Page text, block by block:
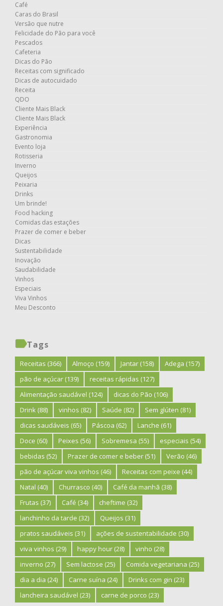
Café
Caras do Brasil
Versão que nutre
Felicidade do Pão para você
Pescados
Cafeteria
Dicas do Pão
Receitas com significado
Dicas de autocuidado
Receita
QDO
Cliente Mais Black
Cliente Mais Black
Experiência
Gastronomia
Evento loja
Rotisseria
Inverno
Queijos
Peixaria
Drinks
Um brinde!
Food hacking
Comidas das estações
Prazer de comer e beber
Dicas
Sustentabilidade
Inovação
Saudabilidade
Vinhos
Especiais
Viva Vinhos
Meu Desconto
Tags
Receitas (366) Almoço (159) Jantar (158) Adega (157)
pão de açúcar (139) receitas rápidas (127)
Alimentação saudável (124) dicas do Pão (106)
Drink (88) vinhos (82) Saúde (82) Sem glúten (81)
dicas saudáveis (65) Páscoa (62) Lanche (61)
Doce (60) Peixes (56) Sobremesa (55) especiais (54)
bebidas (52) Prazer de comer e beber (51) Verão (46)
pão de açúcar viva vinhos (46) Receitas com peixe (44)
Natal (40) Churrasco (40) Café da manhã (38)
Frutas (37) Café (34) cheftime (32)
lanchinho da tarde (32) Queijos (31)
pratos saudáveis (31) ações de sustentabilidade (30)
viva vinhos (29) happy hour (28) vinho (28)
inverno (27) Sem lactose (25) Comida vegetariana (25)
dia a dia (24) Carne suína (24) Drinks com gin (23)
lancheira saudável (23) carne de porco (23)